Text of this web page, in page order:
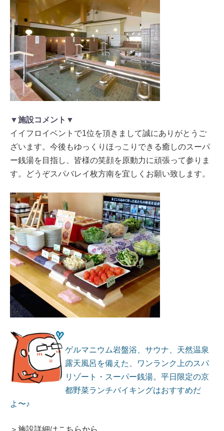
▼施設コメント▼
イイフロイベントで1位を頂きまして誠にありがとうご
ざいます。今後もゆっくりほっこりできる癒しのスーパ
ー銭湯を目指し、皆様の笑顔を原動力に頑張って参りま
す。どうぞスパバレイ枚方南を宜しくお願い致します。
ゲルマニウム岩盤浴、サウナ、天然温泉
露天風呂を備えた、ワンランク上のスパ
リゾート・スーパー銭湯。平日限定の京
都野菜ランチバイキングはおすすめだ
よ〜♪